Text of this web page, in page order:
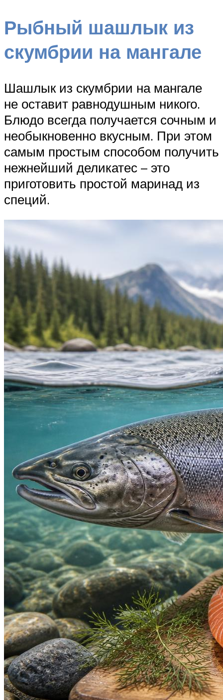
Рыбный шашлык из
скумбрии на мангале
Шашлык из скумбрии на мангале
не оставит равнодушным никого.
Блюдо всегда получается сочным и
необыкновенно вкусным. При этом
самым простым способом получить
нежнейший деликатес – это
приготовить простой маринад из
специй.